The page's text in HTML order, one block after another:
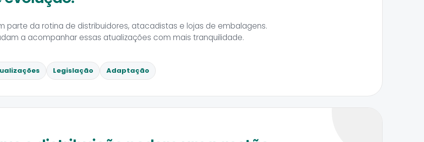
parte da rotina de distribuidores, atacadistas e lojas de embalagens.
a acompanhar essas atualizações com mais tranquilidade.
Legislação Adaptação